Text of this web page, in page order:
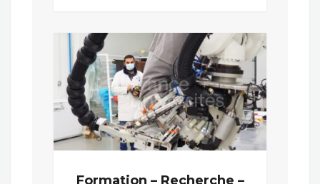
Formation – Recherche –